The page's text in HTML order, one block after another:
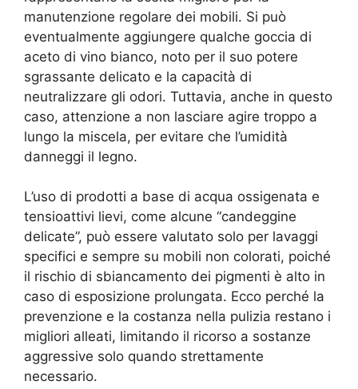
manutenzione regolare dei mobili. Si può
eventualmente aggiungere qualche goccia di
aceto di vino bianco, noto per il suo potere
sgrassante delicato e la capacità di
neutralizzare gli odori. Tuttavia, anche in questo
caso, attenzione a non lasciare agire troppo a
lungo la miscela, per evitare che l’umidità
danneggi il legno.
L’uso di prodotti a base di acqua ossigenata e
tensioattivi lievi, come alcune “candeggine
delicate”, può essere valutato solo per lavaggi
specifici e sempre su mobili non colorati, poiché
il rischio di sbiancamento dei pigmenti è alto in
caso di esposizione prolungata. Ecco perché la
prevenzione e la costanza nella pulizia restano i
migliori alleati, limitando il ricorso a sostanze
aggressive solo quando strettamente
necessario.